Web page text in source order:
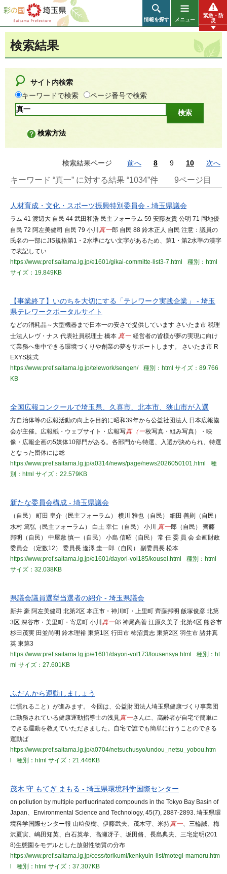
彩の国 埼玉県
情報を探す メニュー
緊急・防
災
検索結果
サイト内検索
キーワードで検索
ページ番号で検索
検索方法
検索結果ページ 前へ 8 9 10 次へ
キーワード “真一” に対する結果 “1034”件 9ページ目
人材育成・文化・スポーツ振興特別委員会 - 埼玉県議会
ラム 41 渡辺大 自民 44 武田和浩 民主フォーラム 59 安藤友貴 公明 71 岡地優
自民 72 阿左美健司 自民 79 小川 真一郎 自民 88 鈴木正人 自民 注意：議員の
氏名の一部にJIS規格第1・2水準にない文字があるため、第1・第2水準の漢字
で表記してい
https://www.pref.saitama.lg.jp/e1601/gikai-committe-list3-7.html
種別：html
サイズ：19.849KB
【事業終了】いのちを大切にする「テレワーク実践企業」 - 埼玉
県テレワークポータルサイト
などの消耗品～大型機器まで日本一の安さで提供しています さいたま市 税理
士法人レヴ・ナス 代表社員税理士 橋本 真一 経営者の皆様が夢の実現に向け
て業務へ集中できる環境づくりや創業の夢をサポートします。 さいたま市 R
EXYS株式
https://www.pref.saitama.lg.jp/telework/sengen/
種別：html サイズ：89.766
KB
全国広報コンクールで埼玉県、久喜市、北本市、狭山市が入選
方自治体等の広報活動の向上を目的に昭和39年から公益社団法人 日本広報協
会が主催。広報紙・ウェブサイト・広報写真（一枚写真・組み写真）・映
像・広報企画の5媒体10部門がある。各部門から特選、入選が決められ、特選
となった団体には総
https://www.pref.saitama.lg.jp/a0314/news/page/news2026050101.html
種
別：html サイズ：22.579KB
新たな委員会構成 - 埼玉県議会
（自民） 町田 皇介（民主フォーラム） 横川 雅也（自民） 細田 善則（自民）
水村 篤弘（民主フォーラム） 白土 幸仁（自民） 小川 真一郎（自民） 齊藤
邦明（自民） 中屋敷 慎一（自民） 小島 信昭（自民） 常 任 委 員 会 企画財政
委員会 （定数12） 委員長 逢澤 圭一郎（自民） 副委員長 松本
https://www.pref.saitama.lg.jp/e1601/dayori-vol185/kousei.html
種別：html
サイズ：32.038KB
県議会議員選挙当選者の紹介 - 埼玉県議会
新井 豪 阿左美健司 北第2区 本庄市・神川町・上里町 齊藤邦明 飯塚俊彦 北第
3区 深谷市・美里町・寄居町 小川 真一郎 神尾高善 江原久美子 北第4区 熊谷市
杉田茂実 田並尚明 鈴木理裕 東第1区 行田市 柿沼貴志 東第2区 羽生市 諸井真
英 東第3
https://www.pref.saitama.lg.jp/e1601/dayori-vol173/tousensya.html
種別：ht
ml サイズ：27.601KB
ふだんから運動しましょう
に慣れること）が進みます。 今回は、公益財団法人埼玉県健康づくり事業団
に勤務されている健康運動指導士の浅見真一さんに、高齢者が自宅で簡単に
できる運動を教えていただきました。自宅で誰でも簡単に行うことのできる
運動ば
https://www.pref.saitama.lg.jp/a0704/netsuchusyo/undou_netsu_yobou.htm
種別：html サイズ：21.446KB
茂木 守 もてぎ まもる - 埼玉県環境科学国際センター
on pollution by multiple perfluorinated compounds in the Tokyo Bay Basin of
Japan、Environmental Science and Technology, 45(7), 2887-2893. 埼玉県環
境科学国際センター報 山﨑俊樹、伊藤武夫、茂木守、米持真一、三輪誠、梅
沢夏実、嶋田知英、白石英孝、高瀬冴子、坂田脩、長島典夫、三宅定明(201
8)生態園をモデルとした放射性物質の分布
https://www.pref.saitama.lg.jp/cess/torikumi/kenkyuin-list/motegi-mamoru.htm
種別：html サイズ：37.307KB